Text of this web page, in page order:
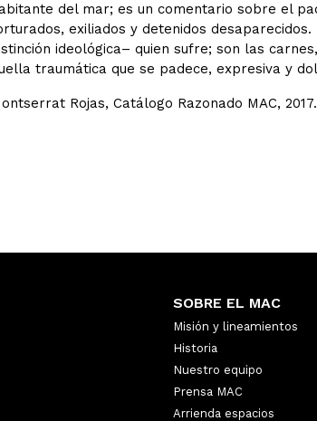
del mar; es un comentario sobre el
exiliados y detenidos
ideológica– quien sufre; son las
traumática que se padece, expresiva y
Rojas, Catálogo Razonado MAC, 2017.
SOBRE EL MAC
Misión y lineamientos
Historia
Nuestro equipo
Prensa MAC
Arrienda espacios